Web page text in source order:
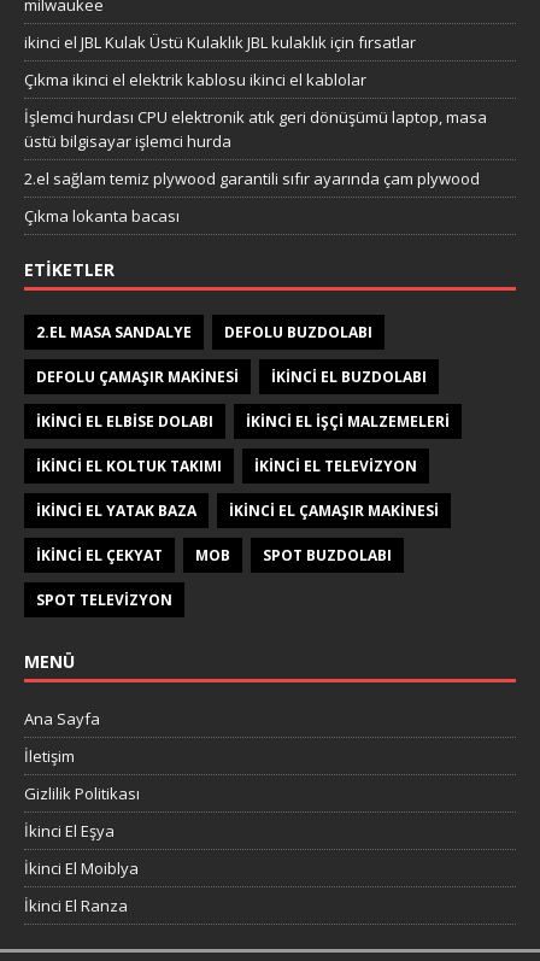
milwaukee
ikinci el JBL Kulak Üstü Kulaklık JBL kulaklık için fırsatlar
Çıkma ikinci el elektrik kablosu ikinci el kablolar
İşlemci hurdası CPU elektronik atık geri dönüşümü laptop, masa
üstü bilgisayar işlemci hurda
2.el sağlam temiz plywood garantili sıfır ayarında çam plywood
Çıkma lokanta bacası
ETIKETLER
2.EL MASA SANDALYE DEFOLU BUZDOLABI
DEFOLU ÇAMAŞIR MAKINESI IKINCI EL BUZDOLABI
IKINCI EL ELBISE DOLABI IKINCI EL IŞÇI MALZEMELERI
IKINCI EL KOLTUK TAKIMI IKINCI EL TELEVIZYON
IKINCI EL YATAK BAZA IKINCI EL ÇAMAŞIR MAKINESI
IKINCI EL ÇEKYAT MOB SPOT BUZDOLABI
SPOT TELEVIZYON
MENÜ
Ana Sayfa
İletişim
Gizlilik Politikası
İkinci El Eşya
İkinci El Moiblya
İkinci El Ranza